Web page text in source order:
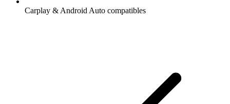
Carplay & Android Auto compatibles